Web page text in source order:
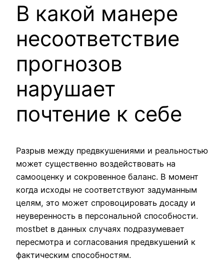
В какой манере
несоответствие
прогнозов
нарушает
почтение к себе
Разрыв между предвкушениями и реальностью
может существенно воздействовать на
самооценку и сокровенное баланс. В момент
когда исходы не соответствуют задуманным
целям, это может спровоцировать досаду и
неуверенность в персональной способности.
mostbet в данных случаях подразумевает
пересмотра и согласования предвкушений к
фактическим способностям.